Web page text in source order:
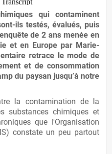
qui contaminent
ils testés, évalués, puis
enquête de 2 ans menée en
et en Europe par Marie-
retrace le mode de
et deconsommation
du paysan jusqu’à notre
la contamination de la
substances chimiques et
que l'Organisation
constate un peu partout